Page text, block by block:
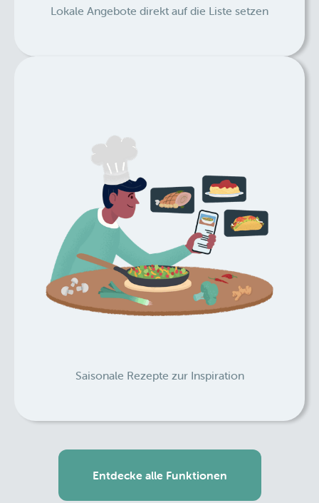
Lokale Angebote direkt auf die Liste setzen
Saisonale Rezepte zur Inspiration
Entdecke alle Funktionen